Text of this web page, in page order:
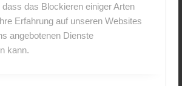
dass das Blockieren einiger Arten
Erfahrung auf unseren Websites
angebotenen Dienste
kann.
E-Mail-Adresse*